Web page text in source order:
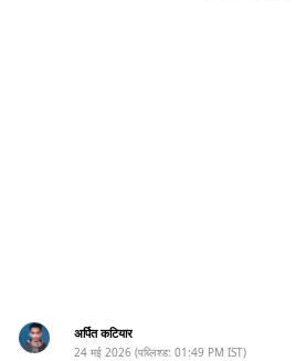
अर्पित कटियार
24 मई 2026 (पब्लिश्ड: 01:49 PM IST)